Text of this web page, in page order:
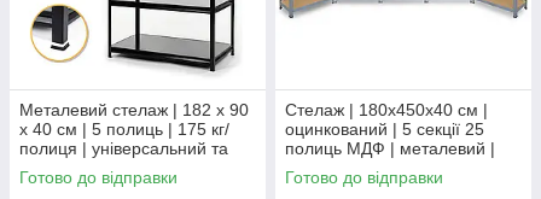
Металевий стелаж | 182 х 90
х 40 см | 5 полиць | 175 кг/
полиця | універсальний та
міцний
Готово до відправки
Стелаж | 180х450х40 см |
оцинкований | 5 секції 25
полиць МДФ | металевий |
витримує 175 кг на полицю |
універсальний
Готово до відправки